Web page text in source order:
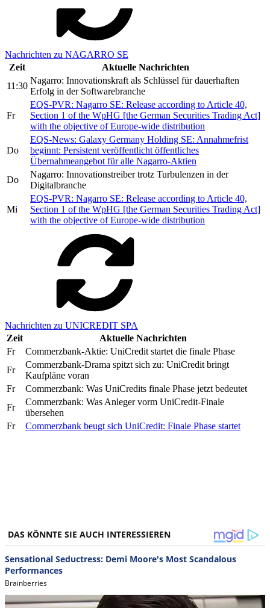
Nachrichten zu NAGARRO SE
Zeit
Aktuelle Nachrichten
11:30
Nagarro: Innovationskraft als Schlüssel für dauerhaften
Erfolg in der Softwarebranche
Fr
EQS-PVR: Nagarro SE: Release according to Article 40,
Section 1 of the WpHG [the German Securities Trading Act]
with the objective of Europe-wide distribution
Do
EQS-News: Galaxy Germany Holding SE: Annahmefrist
beginnt: Persistent veröffentlicht öffentliches
Übernahmeangebot für alle Nagarro-Aktien
Do
Nagarro: Innovationstreiber trotz Turbulenzen in der
Digitalbranche
Mi
EQS-PVR: Nagarro SE: Release according to Article 40,
Section 1 of the WpHG [the German Securities Trading Act]
with the objective of Europe-wide distribution
Nachrichten zu UNICREDIT SPA
Zeit
Aktuelle Nachrichten
Fr
Commerzbank-Aktie: UniCredit startet die finale Phase
Fr
Commerzbank-Drama spitzt sich zu: UniCredit bringt
Kaufpläne voran
Fr
Commerzbank: Was UniCredits finale Phase jetzt bedeutet
Fr
Commerzbank: Was Anleger vorm UniCredit-Finale
übersehen
Fr
Commerzbank beugt sich UniCredit: Finale Phase startet